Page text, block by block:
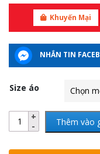
Khuyến Mại
NHẮN TIN
Size áo
Thêm vào